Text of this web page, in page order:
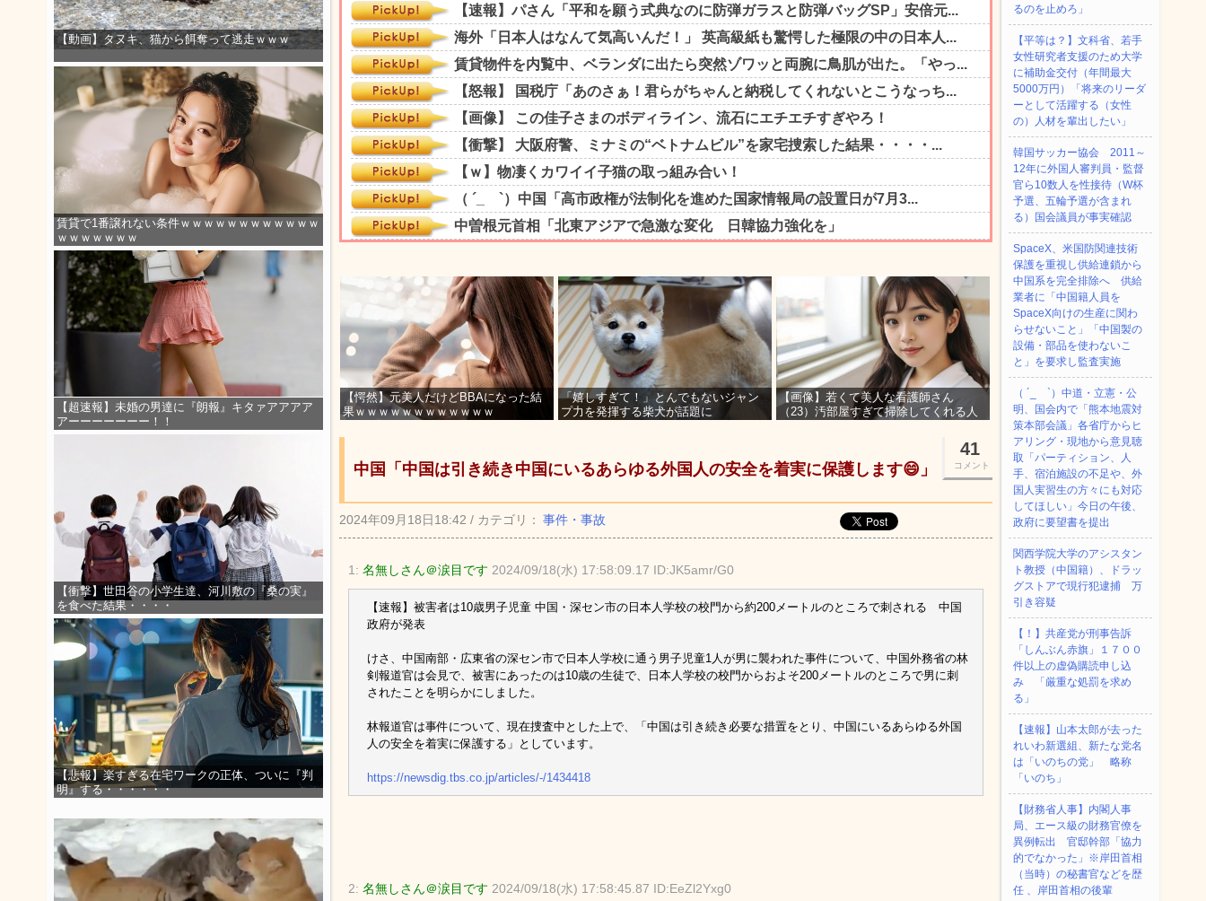
【動画】タヌキ、猫から餌奪って逃走ｗｗｗ
賃貸で1番譲れない条件ｗｗｗｗｗｗｗｗｗｗｗｗ
ｗｗｗｗｗｗｗ
【超速報】未婚の男達に『朗報』キタァアアアア
アーーーーーーー！！
【衝撃】世田谷の小学生達、河川敷の『桑の実』
を食べた結果・・・・
【悲報】楽すぎる在宅ワークの正体、ついに『判
明』する・・・・・・
【愕然】元美人だけどBBAになった結
果ｗｗｗｗｗｗｗｗｗｗｗｗ
「嬉しすぎて！」とんでもないジャン
プ力を発揮する柴犬が話題に
【画像】若くて美人な看護師さん
（23）汚部屋すぎて掃除してくれる人
41
コメント
中国「中国は引き続き中国にいるあらゆる外国人の安全を着実に保護します😄」
2024年09月18日18:42 / カテゴリ： 事件・事故
1: 名無しさん＠涙目です 2024/09/18(水) 17:58:09.17 ID:JK5amr/G0
【速報】被害者は10歳男子児童 中国・深セン市の日本人学校の校門から約200メートルのところで刺される 中国
政府が発表
けさ、中国南部・広東省の深セン市で日本人学校に通う男子児童1人が男に襲われた事件について、中国外務省の林
剣報道官は会見で、被害にあったのは10歳の生徒で、日本人学校の校門からおよそ200メートルのところで男に刺
されたことを明らかにしました。
林報道官は事件について、現在捜査中とした上で、「中国は引き続き必要な措置をとり、中国にいるあらゆる外国
人の安全を着実に保護する」としています。
https://newsdig.tbs.co.jp/articles/-/1434418
2: 名無しさん＠涙目です 2024/09/18(水) 17:58:45.87 ID:EeZl2Yxg0
るのを止めろ」
【平等は？】文科省、若手
女性研究者支援のため大学
に補助金交付（年間最大
5000万円）「将来のリーダ
ーとして活躍する（女性
の）人材を輩出したい」
韓国サッカー協会 2011～
12年に外国人審判員・監督
官ら10数人を性接待（W杯
予選、五輪予選が含まれ
る）国会議員が事実確認
SpaceX、米国防関連技術
保護を重視し供給連鎖から
中国系を完全排除へ 供給
業者に「中国籍人員を
SpaceX向けの生産に関わ
らせないこと」「中国製の
設備・部品を使わないこ
と」を要求し監査実施
（ ´_ゝ`）中道・立憲・公
明、国会内で「熊本地震対
策本部会議」各省庁からヒ
アリング・現地から意見聴
取「パーティション、人
手、宿泊施設の不足や、外
国人実習生の方々にも対応
してほしい」今日の午後、
政府に要望書を提出
関西学院大学のアシスタン
ト教授（中国籍）、ドラッ
グストアで現行犯逮捕 万
引き容疑
【！】共産党が刑事告訴
「しんぶん赤旗」１７００
件以上の虚偽購読申し込
み 「厳重な処罰を求め
る」
【速報】山本太郎が去った
れいわ新選組、新たな党名
は「いのちの党」 略称
「いのち」
【財務省人事】内閣人事
局、エース級の財務官僚を
異例転出 官邸幹部「協力
的でなかった」※岸田首相
（当時）の秘書官などを歴
任 、岸田首相の後輩